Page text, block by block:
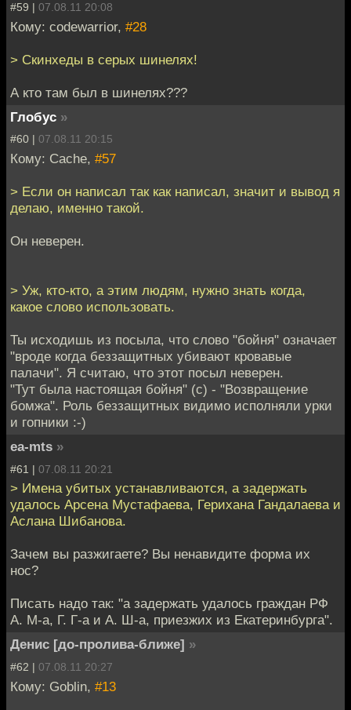
#59 | 07.08.11 20:08
Кому: codewarrior, #28
> Скинхеды в серых шинелях!
А кто там был в шинелях???
Глобус »
#60 | 07.08.11 20:15
Кому: Cache, #57
> Если он написал так как написал, значит и вывод я
делаю, именно такой.
Он неверен.
> Уж, кто-кто, а этим людям, нужно знать когда,
какое слово использовать.
Ты исходишь из посыла, что слово "бойня" означает
"вроде когда беззащитных убивают кровавые
палачи". Я считаю, что этот посыл неверен.
"Тут была настоящая бойня" (с) - "Возвращение
бомжа". Роль беззащитных видимо исполняли урки
и гопники :-)
ea-mts »
#61 | 07.08.11 20:21
> Имена убитых устанавливаются, а задержать
удалось Арсена Мустафаева, Герихана Гандалаева и
Аслана Шибанова.
Зачем вы разжигаете? Вы ненавидите форма их
нос?
Писать надо так: "а задержать удалось граждан РФ
А. М-а, Г. Г-а и А. Ш-а, приезжих из Екатеринбурга".
Денис [до-пролива-ближе] »
#62 | 07.08.11 20:27
Кому: Goblin, #13